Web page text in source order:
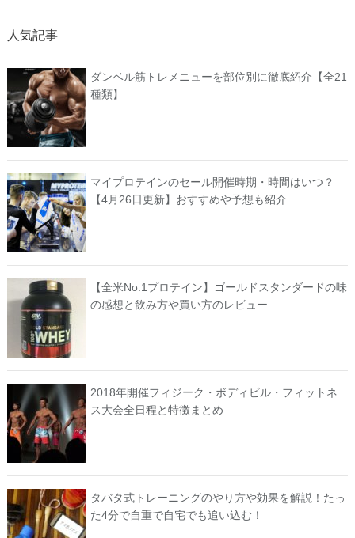
人気記事
ダンベル筋トレメニューを部位別に徹底紹介【全21
種類】
マイプロテインのセール開催時期・時間はいつ？
【4月26日更新】おすすめや予想も紹介
【全米No.1プロテイン】ゴールドスタンダードの味
の感想と飲み方や買い方のレビュー
2018年開催フィジーク・ボディビル・フィットネ
ス大会全日程と特徴まとめ
タバタ式トレーニングのやり方や効果を解説！たっ
た4分で自重で自宅でも追い込む！